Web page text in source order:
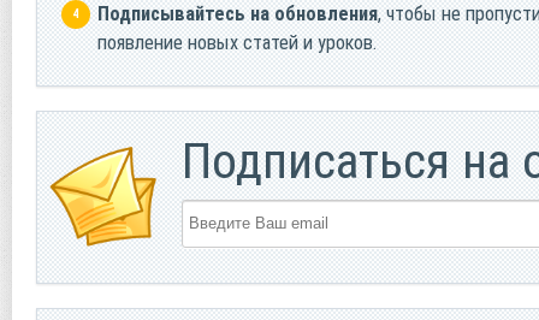
Подписывайтесь на обновления, чтобы не
появление новых статей и уроков.
Подписаться на